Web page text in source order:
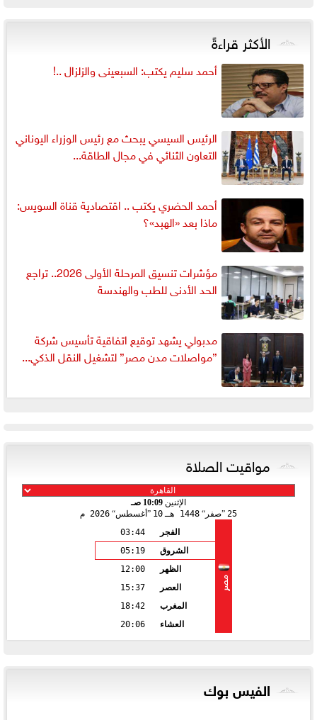
الأكثر قراءةً
أحمد سليم يكتب: السبعينى والزلزال ..!
الرئيس السيسي يبحث مع رئيس الوزراء اليوناني
التعاون الثنائي في مجال الطاقة...
أحمد الحضري يكتب .. اقتصادية قناة السويس:
ماذا بعد «الهبد»؟
مؤشرات تنسيق المرحلة الأولى 2026.. تراجع
الحد الأدنى للطب والهندسة
مدبولي يشهد توقيع اتفاقية تأسيس شركة
”مواصلات مدن مصر” لتشغيل النقل الذكي...
مواقيت الصلاة
الإثنين 10:09 صـ
25 صفر 1448 هـ 10 أغسطس 2026 م
مصر
الفجر
03:44
الشروق
05:19
الظهر
12:00
العصر
15:37
المغرب
18:42
العشاء
20:06
الفيس بوك